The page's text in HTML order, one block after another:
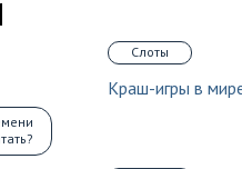
Слоты
Краш-игры в